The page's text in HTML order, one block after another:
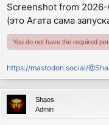
Screenshot from
(это Агата сама
You do not have the required
https://mastodon.social/
Shaos
Admin